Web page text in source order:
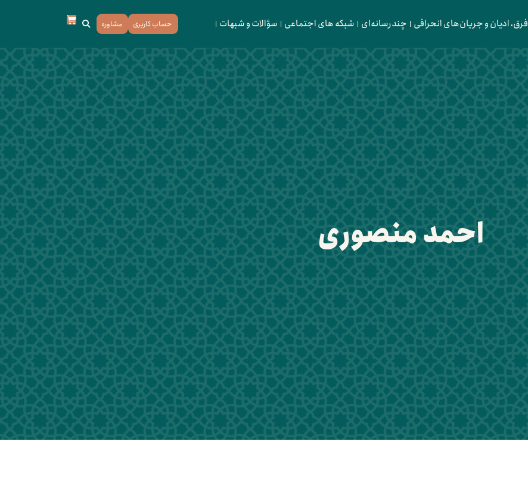
فرق، ادیان و جریان‌های انحرافی چندرسانه‌ای شبکه های اجتماعی سؤالات و شبهات حساب کاربری مشاوره
احمد منصوری